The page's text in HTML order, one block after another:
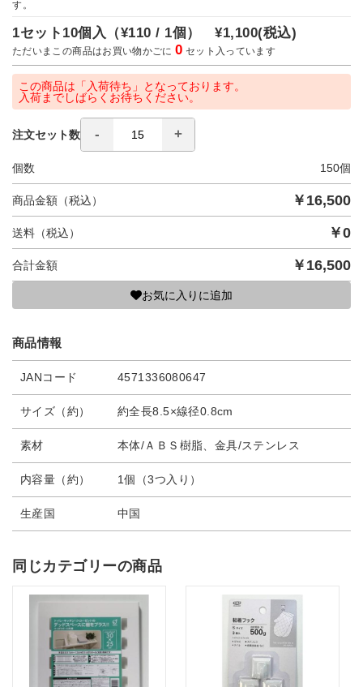
す。
1セット10個入（¥110 / 1個）¥1,100(税込)
ただいまこの商品はお買い物かごに0 セット入っています
この商品は「入荷待ち」となっております。
入荷までしばらくお待ちください。
注文セット数
個数 150個
商品金額（税込） ￥ 16,500
送料（税込） ￥0
合計金額 ￥ 16,500
お気に入りに追加
商品情報
JANコード 4571336080647
サイズ（約） 約全長8.5×線径0.8cm
素材 本体/ＡＢＳ樹脂、金具/ステンレス
内容量（約） 1個（3つ入り）
生産国 中国
同じカテゴリーの商品